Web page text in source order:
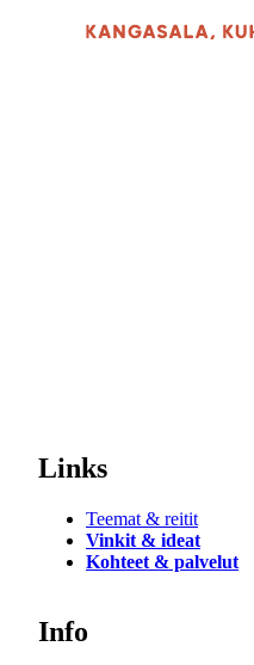
Links
Teemat & reitit
Vinkit & ideat
Kohteet & palvelut
Info